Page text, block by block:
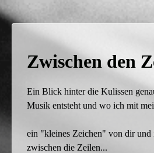
Zwischen den
Ein Blick hinter die Kulissen
Musik entsteht und wo ich mit
ein "kleines Zeichen" von dir und
zwischen die Zeilen...